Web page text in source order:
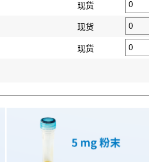
现货
现货
现货